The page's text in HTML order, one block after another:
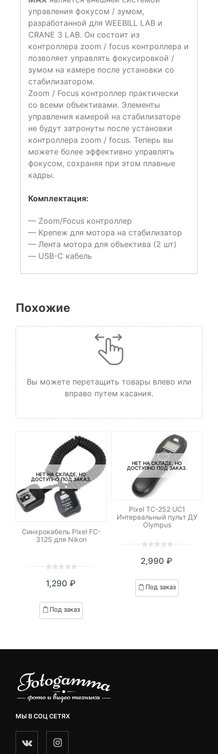
управления фокусом / зумом,
разработанной для WEEBILL LAB и
CRANE 3 LAB. Он состоит из
контроллера zoom / focus контроллера и
позволяет управлять фокусировкой /
зумом на камере после установки со
стабилизатором.
Zoom / Focus контроллер практически
со всеми объективами. Элементы
управления камерой на стабилизаторе
не будут затронуты после установки
контроллера zoom / focus. Теперь вы
можете более эффективно управлять
фокусом, сохраняя при этом плавные
кадры.
Комплектация:
— Zoom/Focus контроллер
— Крепеж для мотора на стабилизатор
— Лента мотора для объектива (2 шт)
— USB-C кабель
Похожие
Вы можете перетащить товары влево или
вправо путем касания.
НЕТ НА СКЛАДЕ, НО
ДОСТУПНО ПОД ЗАКАЗ.
Синхрокабель Pixel FC-
312S для Nikon
out
based
on
1,290 ₽
Под заказ
НЕТ НА СКЛАДЕ, НО
ДОСТУПНО ПОД ЗАКАЗ.
Pixel TC-252 UC1
Интервальный пульт ДУ
Olympus
out
based
on
2,990 ₽
Под заказ
МЫ В СОЦ СЕТЯХ